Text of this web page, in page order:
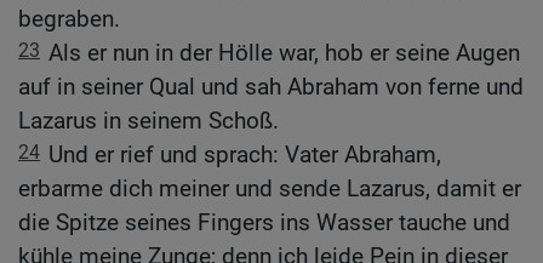
begraben.
23 Als er nun in der Hölle war, hob er seine Augen
auf in seiner Qual und sah Abraham von ferne und
Lazarus in seinem Schoß.
24 Und er rief und sprach: Vater Abraham,
erbarme dich meiner und sende Lazarus, damit er
die Spitze seines Fingers ins Wasser tauche und
kühle meine Zunge; denn ich leide Pein in dieser